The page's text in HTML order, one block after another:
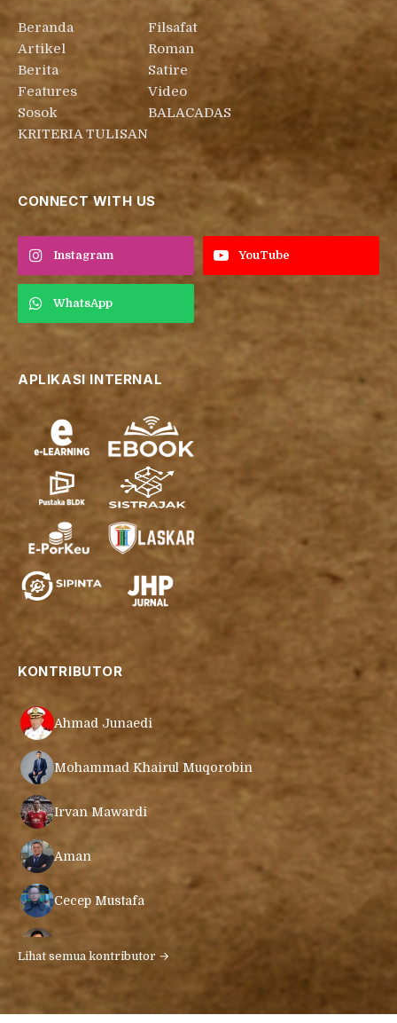
Beranda
Artikel
Berita
Features
Sosok
KRITERIA TULISAN
Filsafat
Roman
Satire
Video
BALACADAS
CONNECT WITH US
Instagram YouTube
WhatsApp
APLIKASI INTERNAL
KONTRIBUTOR
Ahmad Junaedi
Mohammad Khairul Muqorobin
Irvan Mawardi
Aman
Cecep Mustafa
Ari Gunawan
Lihat semua kontributor →